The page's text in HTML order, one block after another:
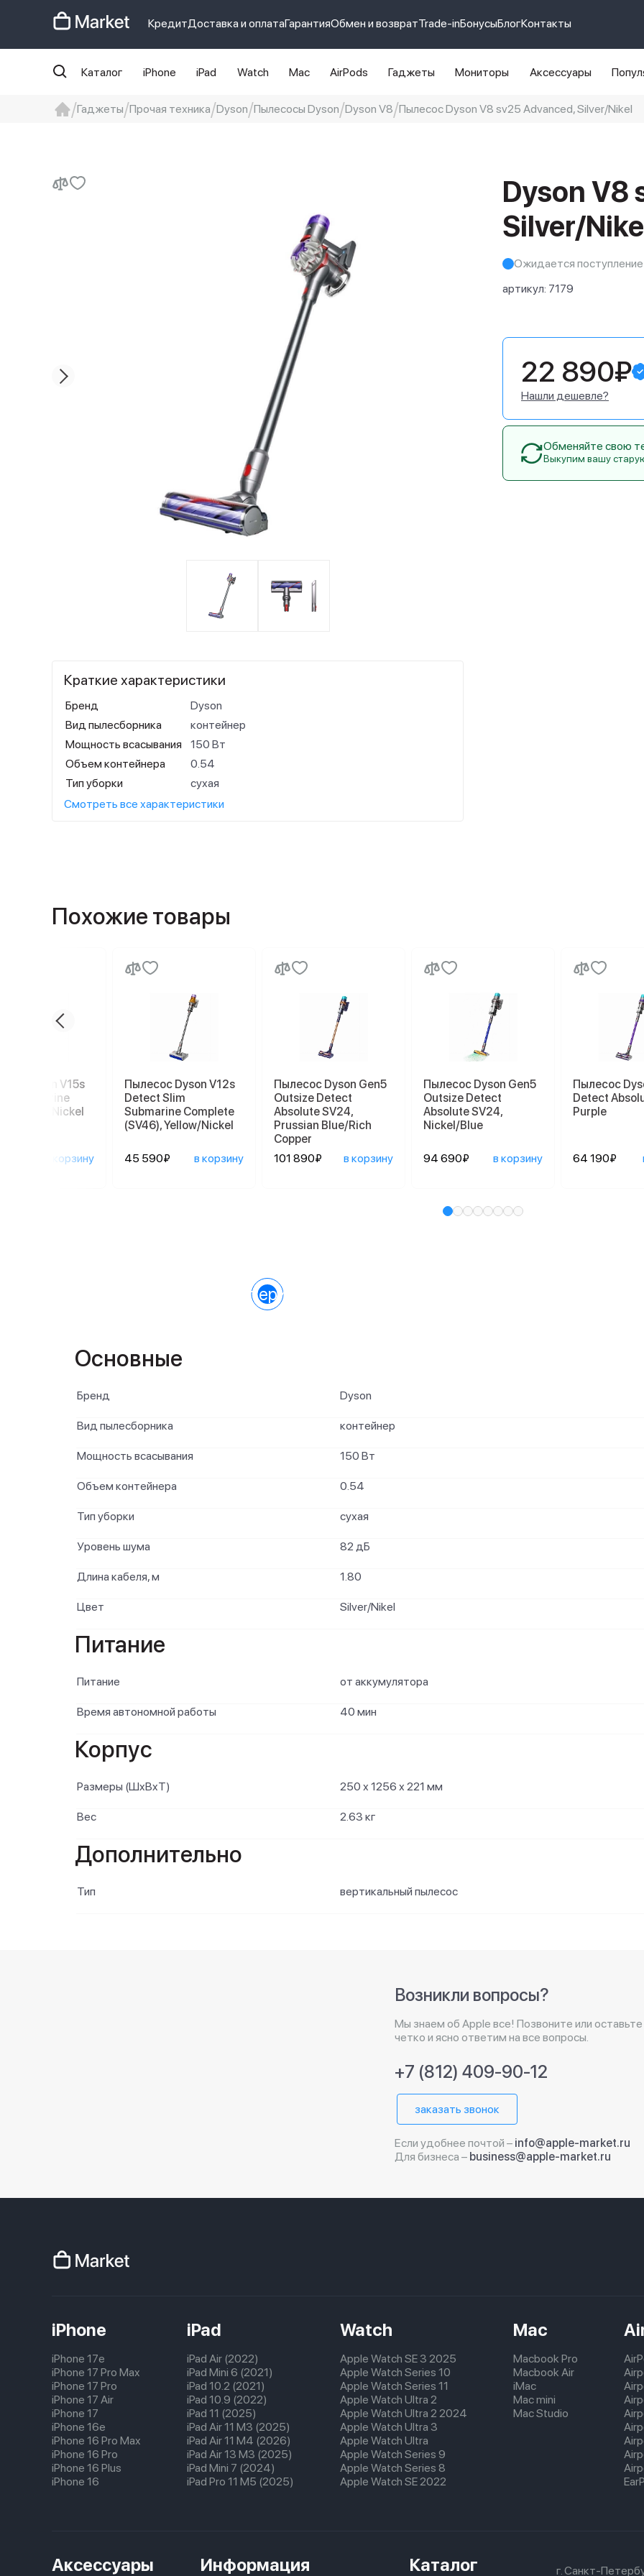
КредитДоставка и оплатаГарантияОбмен и возвратTrade-inБонусыБлогКонтакты
Каталог iPhone iPad Watch Mac AirPods Гаджеты Мониторы Аксессуары
Гаджеты Прочая техника Dyson Пылесосы Dyson Dyson V8 Пылесос Dyson V8 sv25 Advanced, Silver/Nikel
Dyson V8
Silver/
Ожидается поступление
артикул: 7179
Краткие характеристики
Бренд
Dyson
Вид пылесборника
контейнер
Мощность всасывания
150 Вт
Объем контейнера
0.54
Тип уборки
сухая
Смотреть все характеристики
22 890₽
Нашли дешевле?
Обменяйте свою
Выкупим вашу
Похожие товары
Dyson V15s
Submarine
Yellow/Nickel
в корзину
Пылесос Dyson V12s
Detect Slim
Submarine Complete
(SV46), Yellow/Nickel
45 590₽ в корзину
Пылесос Dyson Gen5
Outsize Detect
Absolute SV24,
Prussian Blue/Rich
Copper
101 890₽
в корзину
Пылесос Dyson Gen5
Outsize Detect
Absolute SV24,
Nickel/Blue
94 690₽ в корзину
Пылесос
Detect
Purple
64 190₽
Характеристики
Основные
Бренд Dyson
Вид пылесборника контейнер
Мощность всасывания 150 Вт
Объем контейнера 0.54
Тип уборки сухая
Уровень шума 82 дБ
Длина кабеля, м 1.80
Цвет Silver/Nikel
Питание
Питание от аккумулятора
Время автономной работы 40 мин
Корпус
Размеры (ШxВxТ) 250 х 1256 х 221 мм
Вес 2.63 кг
Дополнительно
Тип вертикальный пылесос
Возникли вопросы?
Мы знаем об Apple все! Позвоните или
четко и ясно ответим на все вопросы.
+7 (812) 409-90-12
заказать звонок
Если удобнее почтой – info@apple-market.ru
Для бизнеса – business@apple-market.ru
iPhone
iPhone 17e
iPhone 17 Pro Max
iPhone 17 Pro
iPhone 17 Air
iPhone 17
iPhone 16e
iPhone 16 Pro Max
iPhone 16 Pro
iPhone 16 Plus
iPhone 16
iPad
iPad Air (2022)
iPad Mini 6 (2021)
iPad 10.2 (2021)
iPad 10.9 (2022)
iPad 11 (2025)
iPad Air 11 M3 (2025)
iPad Air 11 M4 (2026)
iPad Air 13 M3 (2025)
iPad Mini 7 (2024)
iPad Pro 11 M5 (2025)
Watch
Apple Watch SE 3 2025
Apple Watch Series 10
Apple Watch Series 11
Apple Watch Ultra 2
Apple Watch Ultra 2 2024
Apple Watch Ultra 3
Apple Watch Ultra
Apple Watch Series 9
Apple Watch Series 8
Apple Watch SE 2022
Mac
Macbook Pro
Macbook Air
iMac
Mac mini
Mac Studio
Аксессуары Информация Каталог г. Санкт-